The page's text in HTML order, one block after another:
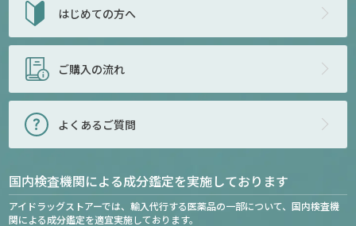
はじめての方へ
ご購入の流れ
よくあるご質問
国内検査機関による成分鑑定を実施しております
アイドラッグストアーでは、輸入代行する医薬品の一部について、国内検査機
関による成分鑑定を適宜実施しております。